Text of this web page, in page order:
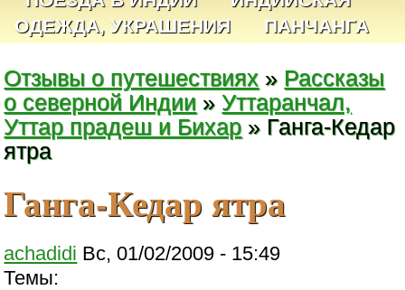
ОДЕЖДА, УКРАШЕНИЯ
ПАНЧАНГА
Отзывы о путешествиях » Рассказы
о северной Индии » Уттаранчал,
Уттар прадеш и Бихар » Ганга-Кедар
ятра
Ганга-Кедар ятра
achadidi Вс, 01/02/2009 - 15:49
Темы: